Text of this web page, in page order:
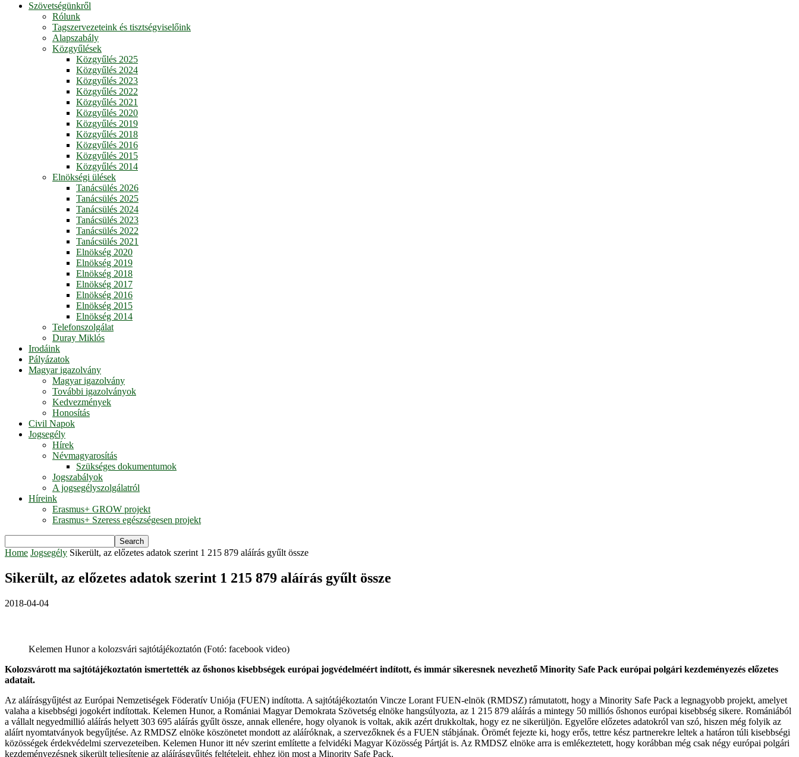
Szövetségünkről
Rólunk
Tagszervezeteink és tisztségviselőink
Alapszabály
Közgyűlések
Közgyűlés 2025
Közgyűlés 2024
Közgyűlés 2023
Közgyűlés 2022
Közgyűlés 2021
Közgyűlés 2020
Közgyűlés 2019
Közgyűlés 2018
Közgyűlés 2016
Közgyűlés 2015
Közgyűlés 2014
Elnökségi ülések
Tanácsülés 2026
Tanácsülés 2025
Tanácsülés 2024
Tanácsülés 2023
Tanácsülés 2022
Tanácsülés 2021
Elnökség 2020
Elnökség 2019
Elnökség 2018
Elnökség 2017
Elnökség 2016
Elnökség 2015
Elnökség 2014
Telefonszolgálat
Duray Miklós
Irodáink
Pályázatok
Magyar igazolvány
Magyar igazolvány
További igazolványok
Kedvezmények
Honosítás
Civil Napok
Jogsegély
Hírek
Névmagyarosítás
Szükséges dokumentumok
Jogszabályok
A jogsegélyszolgálatról
Híreink
Erasmus+ GROW projekt
Erasmus+ Szeress egészségesen projekt
Home Jogsegély Sikerült, az előzetes adatok szerint 1 215 879 aláírás gyűlt össze
Sikerült, az előzetes adatok szerint 1 215 879 aláírás gyűlt össze
2018-04-04
Kelemen Hunor a kolozsvári sajtótájékoztatón (Fotó: facebook video)
Kolozsvárott ma sajtótájékoztatón ismertették az őshonos kisebbségek európai jogvédelméért indított, és immár sikeresnek nevezhető Minority Safe Pack európai polgári kezdeményezés előzetes
adatait.
Az aláírásgyűjtést az Európai Nemzetiségek Föderatív Uniója (FUEN) indította. A sajtótájékoztatón Vincze Lorant FUEN-elnök (RMDSZ) rámutatott, hogy a Minority Safe Pack a legnagyobb projekt, amelyet
valaha a kisebbségi jogokért indítottak. Kelemen Hunor, a Romániai Magyar Demokrata Szövetség elnöke hangsúlyozta, az 1 215 879 aláírás a mintegy 50 milliós őshonos európai kisebbség sikere. Romániából
a vállalt negyedmillió aláírás helyett 303 695 aláírás gyűlt össze, annak ellenére, hogy olyanok is voltak, akik azért drukkoltak, hogy ez ne sikerüljön. Egyelőre előzetes adatokról van szó, hiszen még folyik az
aláírt nyomtatványok begyűjtése. Az RMDSZ elnöke köszönetet mondott az aláíróknak, a szervezőknek és a FUEN stábjának. Örömét fejezte ki, hogy erős, tettre kész partnerekre leltek a határon túli kisebbségi
közösségek érdekvédelmi szervezeteiben. Kelemen Hunor itt név szerint említette a felvidéki Magyar Közösség Pártját is. Az RMDSZ elnöke arra is emlékeztetett, hogy korábban még csak négy európai polgári
kezdeményezésnek sikerült teljesítenie az aláírásgyűjtés feltételeit, ehhez jön most a Minority Safe Pack.